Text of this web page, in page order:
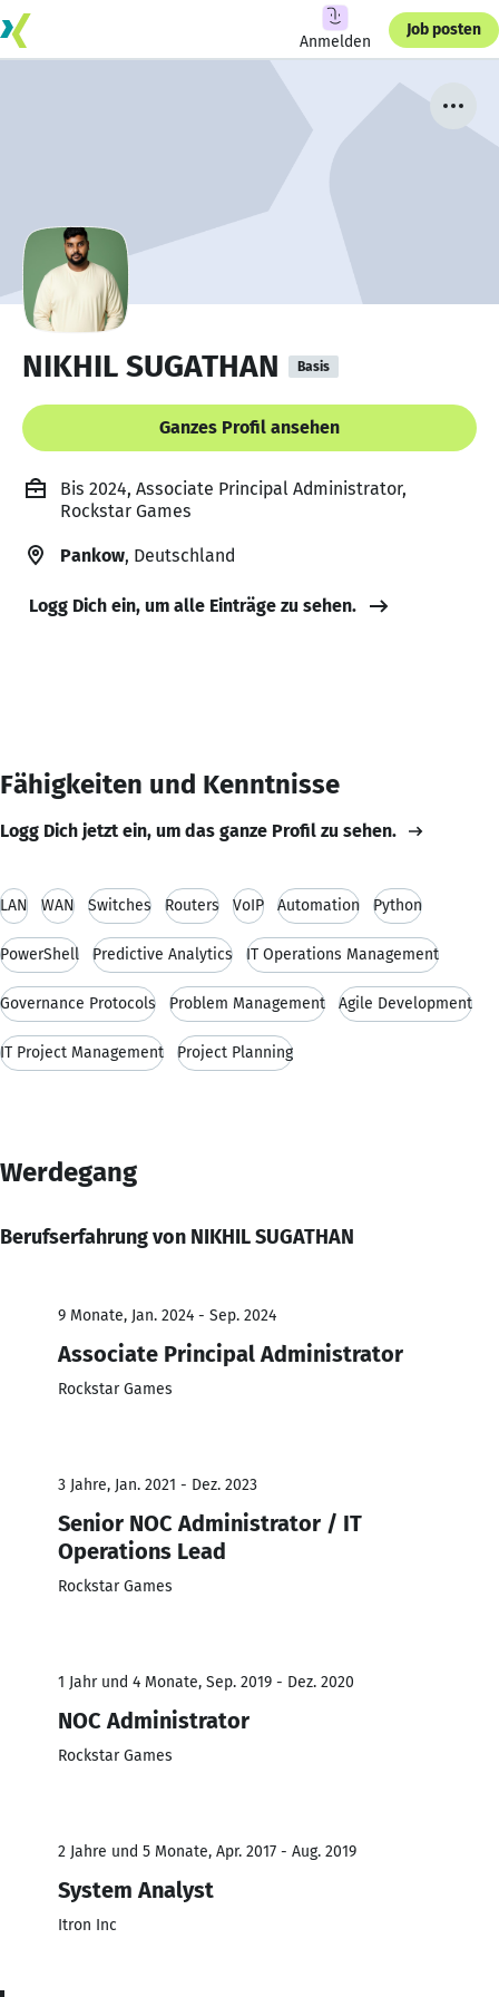
Anmelden
Job posten
NIKHIL SUGATHAN Basis
Ganzes Profil ansehen
Bis 2024, Associate Principal Administrator,
Rockstar Games
Pankow, Deutschland
Logg Dich ein, um alle Einträge zu sehen.
Fähigkeiten und Kenntnisse
Logg Dich jetzt ein, um das ganze Profil zu sehen.
LAN WAN Switches Routers VoIP Automation Python
PowerShell Predictive Analytics IT Operations Management
Governance Protocols Problem Management Agile Development
IT Project Management Project Planning
Werdegang
Berufserfahrung von NIKHIL SUGATHAN
9 Monate, Jan. 2024 - Sep. 2024
Associate Principal Administrator
Rockstar Games
3 Jahre, Jan. 2021 - Dez. 2023
Senior NOC Administrator / IT
Operations Lead
Rockstar Games
1 Jahr und 4 Monate, Sep. 2019 - Dez. 2020
NOC Administrator
Rockstar Games
2 Jahre und 5 Monate, Apr. 2017 - Aug. 2019
System Analyst
Itron Inc